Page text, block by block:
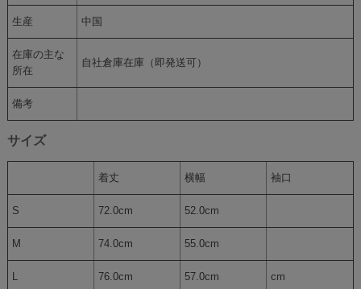
生産 中国
在庫の主な
所在
自社倉庫在庫（即発送可）
備考
サイズ
着丈 横幅 袖口
S 72.0cm 52.0cm
M 74.0cm 55.0cm
76.0cm 57.0cm cm